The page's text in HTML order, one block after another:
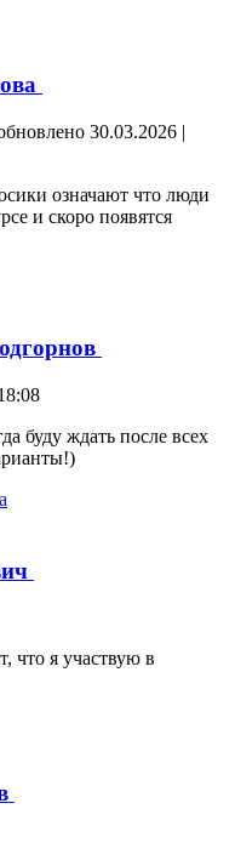
30.03.2026 |
означают что люди
и скоро появятся
буду ждать после всех
что я участвую в